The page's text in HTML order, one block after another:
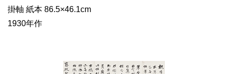
掛軸 紙本 86.5×46.1cm
1930年作